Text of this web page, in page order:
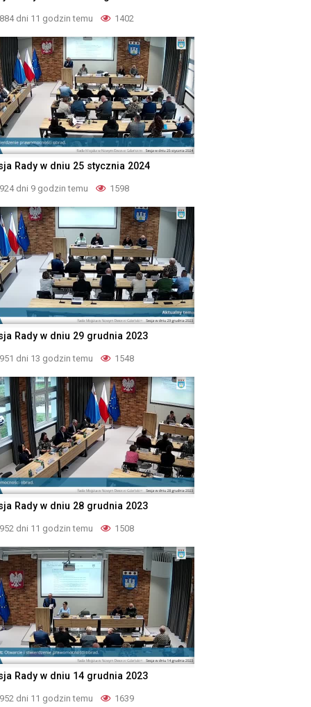
884 dni 11 godzin temu 1402
Rady w dniu 25 stycznia 2024
924 dni 9 godzin temu 1598
Rady w dniu 29 grudnia 2023
951 dni 13 godzin temu 1548
Rady w dniu 28 grudnia 2023
952 dni 11 godzin temu 1508
Rady w dniu 14 grudnia 2023
952 dni 11 godzin temu 1639